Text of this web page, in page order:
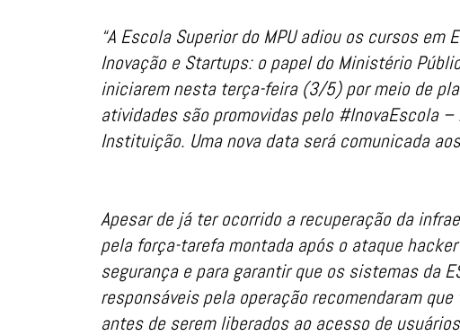
“A Escola Superior do MPU adiou os cursos em
Inovação e Startups: o papel do Ministério
iniciarem nesta terça-feira (3/5) por meio de
atividades são promovidas pelo #InovaEscola
Instituição. Uma nova data será comunicada
Apesar de já ter ocorrido a recuperação da
pela força-tarefa montada após o ataque
segurança e para garantir que os sistemas da
responsáveis pela operação recomendaram
antes de serem liberados ao acesso de